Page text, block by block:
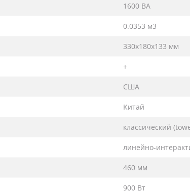
1600 ВА
0.0353 м3
330х180х133 мм
+
США
Китай
классический
линейно-
460 мм
900 Вт